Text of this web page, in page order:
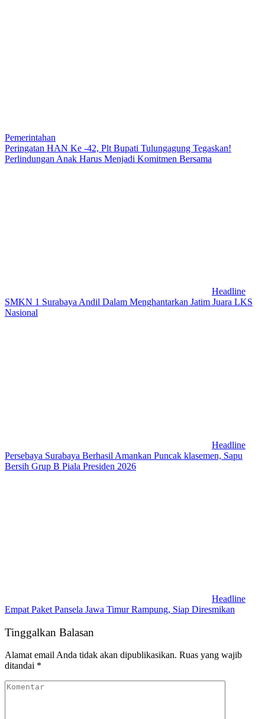
Pemerintahan
Peringatan HAN Ke -42, Plt Bupati Tulungagung Tegaskan!
Perlindungan Anak Harus Menjadi Komitmen Bersama
Headline
SMKN 1 Surabaya Andil Dalam Menghantarkan Jatim Juara LKS
Nasional
Headline
Persebaya Surabaya Berhasil Amankan Puncak klasemen, Sapu
Bersih Grup B Piala Presiden 2026
Headline
Empat Paket Pansela Jawa Timur Rampung, Siap Diresmikan
Tinggalkan Balasan
Alamat email Anda tidak akan dipublikasikan. Ruas yang wajib
ditandai *